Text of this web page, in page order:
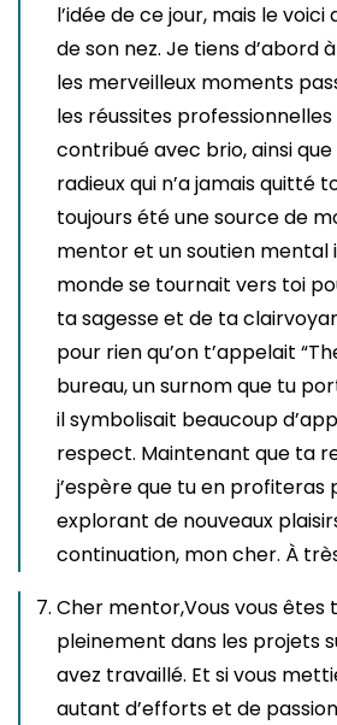
l’idée de ce jour, mais le
de son nez. Je tiens d’abord
les merveilleux moments
les réussites
contribué avec brio, ainsi
radieux qui n’a jamais quitté
toujours été une source de
mentor et un soutien mental
monde se tournait vers toi
ta sagesse et de ta
pour rien qu’on t’appelait
bureau, un surnom que tu
il symbolisait beaucoup
respect. Maintenant que ta
j’espère que tu en profiteras
explorant de nouveaux
continuation, mon cher. À
Cher mentor,Vous vous êtes
pleinement dans les projets
avez travaillé. Et si vous
autant d’efforts et de